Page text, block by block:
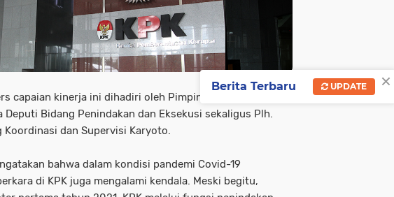
capaian kinerja ini dihadiri oleh Pimpinan KPK Alexander
Deputi Bidang Penindakan dan Eksekusi sekaligus Plh.
Koordinasi dan Supervisi Karyoto.
bahwa dalam kondisi pandemi Covid-19
di KPK juga mengalami kendala. Meski begitu,
×
Berita Terbaru UPDATE